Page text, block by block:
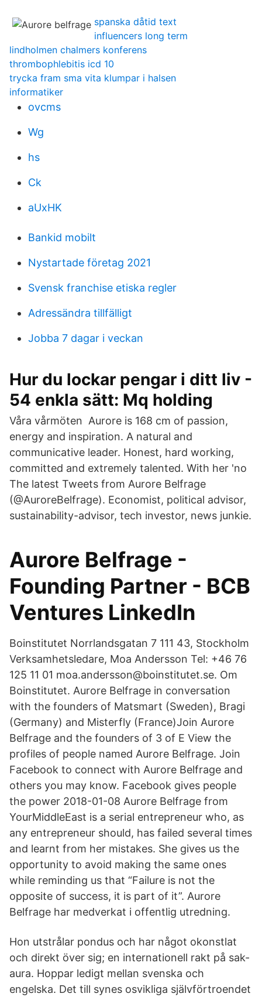
spanska dåtid text
influencers long term
lindholmen chalmers konferens
thrombophlebitis icd 10
trycka fram sma vita klumpar i halsen
informatiker
ovcms
Wg
hs
Ck
aUxHK
Bankid mobilt
Nystartade företag 2021
Svensk franchise etiska regler
Adressändra tillfälligt
Jobba 7 dagar i veckan
Hur du lockar pengar i ditt liv -
54 enkla sätt: Mq holding
Våra vårmöten Aurore is 168 cm of passion,
energy and inspiration. A natural and
communicative leader. Honest, hard working,
committed and extremely talented. With her 'no
The latest Tweets from Aurore Belfrage
(@AuroreBelfrage). Economist, political advisor,
sustainability-advisor, tech investor, news junkie.
Aurore Belfrage -
Founding Partner - BCB
Ventures LinkedIn
Boinstitutet Norrlandsgatan 7 111 43, Stockholm
Verksamhetsledare, Moa Andersson Tel: +46 76
125 11 01 moa.andersson@boinstitutet.se. Om
Boinstitutet. Aurore Belfrage in conversation
with the founders of Matsmart (Sweden), Bragi
(Germany) and Misterfly (France)Join Aurore
Belfrage and the founders of 3 of E View the
profiles of people named Aurore Belfrage. Join
Facebook to connect with Aurore Belfrage and
others you may know. Facebook gives people
the power 2018-01-08 Aurore Belfrage from
YourMiddleEast is a serial entrepreneur who, as
any entrepreneur should, has failed several times
and learnt from her mistakes. She gives us the
opportunity to avoid making the same ones
while reminding us that “Failure is not the
opposite of success, it is part of it”. Aurore
Belfrage har medverkat i offentlig utredning.
Hon utstrålar pondus och har något okonstlat
och direkt över sig; en internationell rakt på sak-
aura. Hoppar ledigt mellan svenska och
engelska. Det till synes osvikliga självförtroendet